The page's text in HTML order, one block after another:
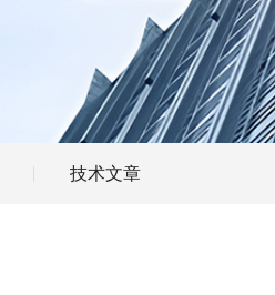
技术文章